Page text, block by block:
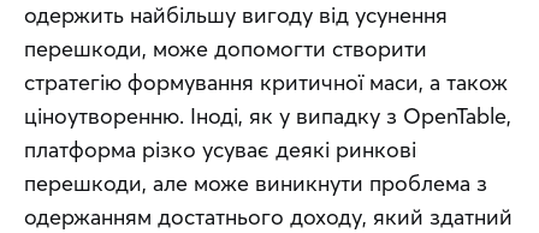
одержить найбільшу вигоду від усунення
перешкоди, може допомогти створити
стратегію формування критичної маси, а також
ціноутворенню. Іноді, як у випадку з OpenTable,
платформа різко усуває деякі ринкові
перешкоди, але може виникнути проблема з
одержанням достатнього доходу, який здатний